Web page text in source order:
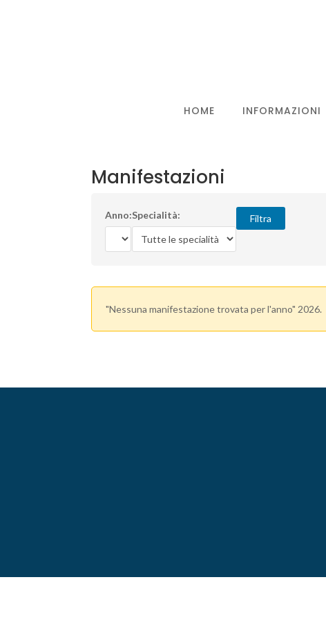
HOME INFORMAZIONI
Manifestazioni
Anno:Specialità: Filtra
"Nessuna manifestazione trovata per l'anno" 2026.